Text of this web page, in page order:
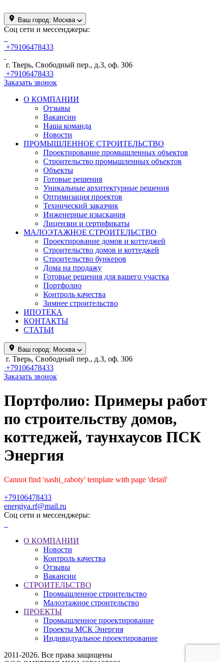
Ваш город: Москва
Соц сети и мессенджеры:
+79106478433
г. Тверь, Свободный пер., д.3, оф. 306
+79106478433
Заказать звонок
О КОМПАНИИ
Отзывы
Вакансии
Наша команда
Новости
ПРОМЫШЛЕННОЕ СТРОИТЕЛЬСТВО
Проектирование промышленных объектов
Строительство промышленных объектов
Объекты
Готовые решения
Уникальные архитектурные решения
Оптимизация проектов
Технический заказчик
Инженерные изыскания
Лицензии и сертификаты
МАЛОЭТАЖНОЕ СТРОИТЕЛЬСТВО
Проектирование домов и коттеджей
Строительство домов и коттеджей
Строительство бункеров
Дома на продажу
Готовые решения для вашего участка
Портфолио
Контроль качества
Зимнее строительство
ИПОТЕКА
КОНТАКТЫ
СТАТЬИ
Ваш город: Москва
г. Тверь, Свободный пер., д.3, оф. 306
+79106478433
Заказать звонок
Портфолио: Примеры работ
по строительству домов,
коттеджей, таунхаусов ПСК
Энергия
Cannot find 'nashi_raboty' template with page 'detail'
+79106478433
energiya.rf@mail.ru
Соц сети и мессенджеры:
О КОМПАНИИ
Новости
Контроль качества
Отзывы
Вакансии
СТРОИТЕЛЬСТВО
Промышленное строительство
Малоэтажное строительство
ПРОЕКТЫ
Промышленное проектирование
Проекты МСК Энергия
Индивидуальное проектирование
2011-2026. Все права защищены